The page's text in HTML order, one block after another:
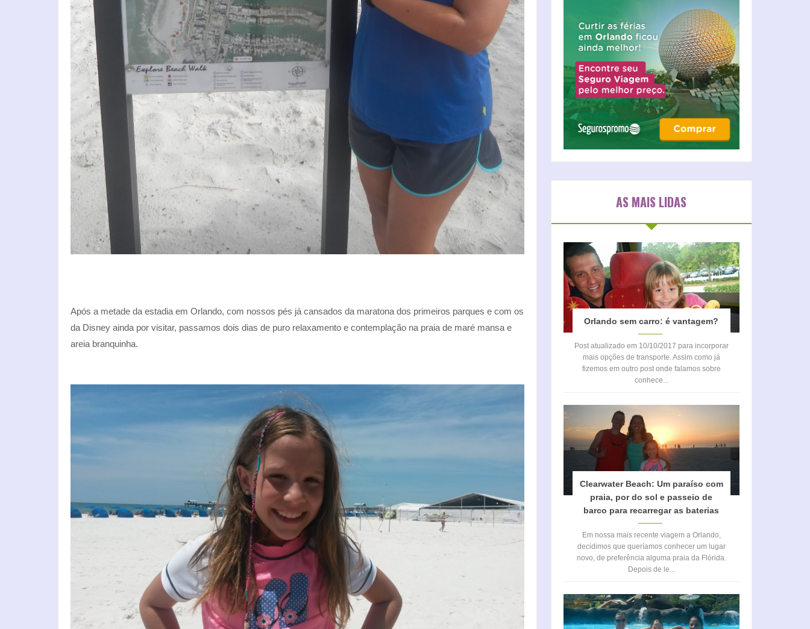
Após a metade da estadia em Orlando, com nossos pés já cansados da maratona dos primeiros parques e com os
da Disney ainda por visitar, passamos dois dias de puro relaxamento e contemplação na praia de maré mansa e
areia branquinha.
AS MAIS LIDAS
Orlando sem carro: é vantagem?
Post atualizado em 10/10/2017 para incorporar
mais opções de transporte. Assim como já
fizemos em outro post onde falamos sobre
conhece...
Clearwater Beach: Um paraíso com
praia, por do sol e passeio de
barco para recarregar as baterias
Em nossa mais recente viagem a Orlando,
decidimos que queríamos conhecer um lugar
novo, de preferência alguma praia da Flórida.
Depois de le...